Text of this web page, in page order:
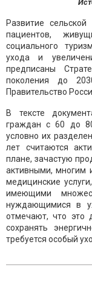
Развитие
пациентов,
социального
ухода и
предписаны
поколения до
Правительство
В тексте
граждан с 60 до
условно их
лет считаются
плане, зачастую
активными, многим
медицинские
имеющими
нуждающимися в
отмечают, что это
сохранять
требуется особый